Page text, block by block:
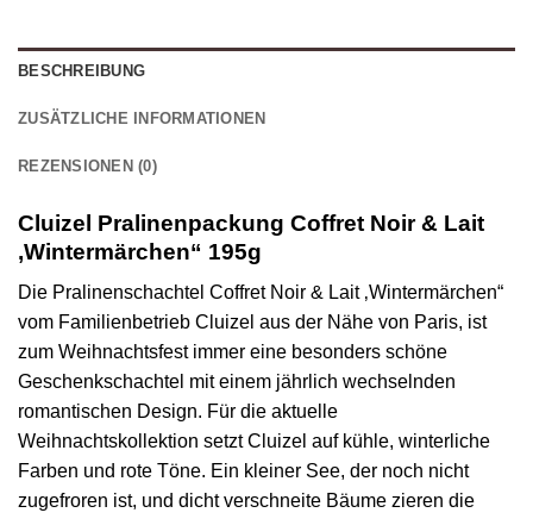
BESCHREIBUNG
ZUSÄTZLICHE INFORMATIONEN
REZENSIONEN (0)
Cluizel Pralinenpackung Coffret Noir & Lait
‚Wintermärchen“ 195g
Die Pralinenschachtel Coffret Noir & Lait ‚Wintermärchen“
vom Familienbetrieb Cluizel aus der Nähe von Paris, ist
zum Weihnachtsfest immer eine besonders schöne
Geschenkschachtel mit einem jährlich wechselnden
romantischen Design. Für die aktuelle
Weihnachtskollektion setzt Cluizel auf kühle, winterliche
Farben und rote Töne. Ein kleiner See, der noch nicht
zugefroren ist, und dicht verschneite Bäume zieren die